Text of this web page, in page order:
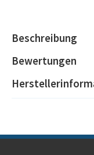
Beschreibung
Bewertungen